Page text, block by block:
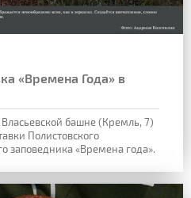
«Времена Года» в
Власьевской башне (Кремль, 7)
Полистовского
заповедника «Времена года».